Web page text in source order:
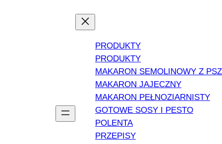
PRODUKTY
PRODUKTY
MAKARON SEMOLINOWY Z
MAKARON JAJECZNY
MAKARON PEŁNOZIARNISTY
GOTOWE SOSY I PESTO
POLENTA
PRZEPISY